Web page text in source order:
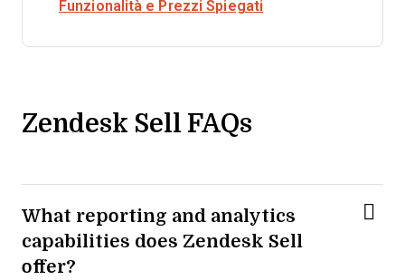
Funzionalità e Prezzi Spiegati
Zendesk Sell FAQs
What reporting and analytics
capabilities does Zendesk Sell
offer?